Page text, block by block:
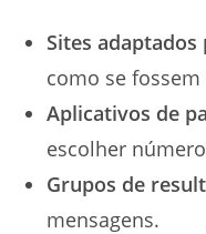
Sites
como se
Aplicativos de
escolher
Grupos de
mensagens.